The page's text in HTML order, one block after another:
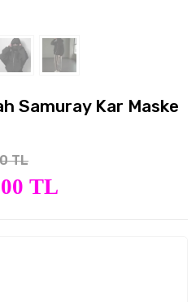
Samuray Kar Maske
TL
TL